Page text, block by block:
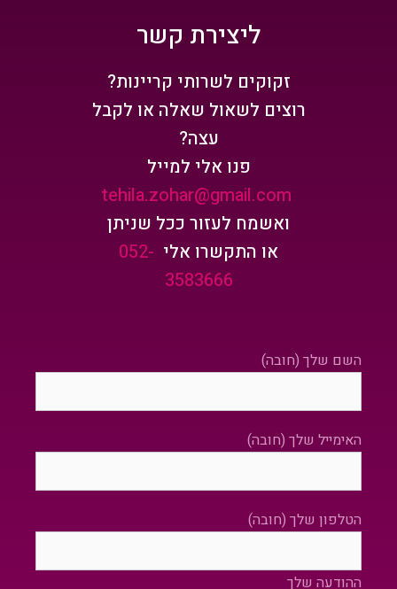
ליצירת קשר
זקוקים לשרותי קריינות?
רוצים לשאול שאלה או לקבל
עצה?
פנו אלי למייל
tehila.zohar@gmail.com
ואשמח לעזור ככל שניתן
או התקשרו אלי 052-
3583666
השם שלך (חובה)
האימייל שלך (חובה)
הטלפון שלך (חובה)
ההודעה שלך